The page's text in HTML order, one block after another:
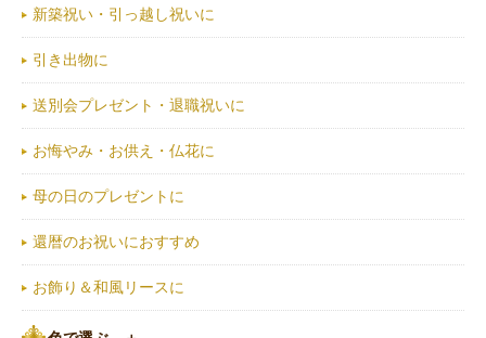
新築祝い・引っ越し祝いに
引き出物に
送別会プレゼント・退職祝いに
お悔やみ・お供え・仏花に
母の日のプレゼントに
還暦のお祝いにおすすめ
お飾り＆和風リースに